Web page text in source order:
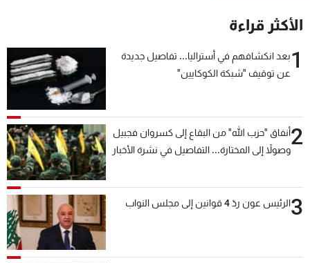
الأكثر قراءة
1بعد انكشافهم في أستراليا... تفاصيل جديدة
عن توقيف "شبكة الكوكايين"
2أنفاق "حزب الله" من البقاع إلى كسروان فجبيل
وصولاً إلى المختارة... التفاصيل في نشرة الأخبار
3الرئيس عون ردّ 4 قوانين إلى مجلس النواب
شاهد البرامج
الترددات
عن MTV
شروط الإسـتخدام
سياسة الخصوصية